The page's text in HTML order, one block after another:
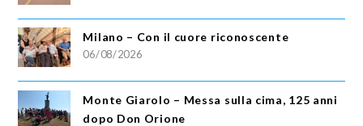
Milano – Con il cuore riconoscente
06/08/2026
Monte Giarolo – Messa sulla cima, 125 anni
dopo Don Orione